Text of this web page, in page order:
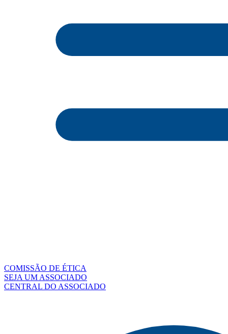
COMISSÃO DE ÉTICA
SEJA UM ASSOCIADO
CENTRAL DO ASSOCIADO